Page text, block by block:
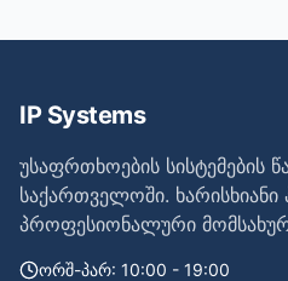
IP Systems
უსაფრთხოების სისტემების
საქართველოში.
პროფესიონალური
ორშ-პარ: 10:00 - 19:00